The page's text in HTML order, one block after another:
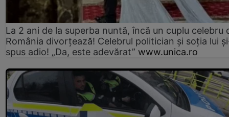
La 2 ani de la superba nuntă, încă un cuplu celebru
România divorțează! Celebrul politician și soția lui
spus adio! „Da, este adevărat” www.unica.ro